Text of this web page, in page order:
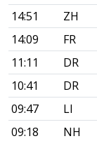
14:51
ZH
14:09
FR
11:11
DR
10:41
DR
09:47
LI
09:18
NH